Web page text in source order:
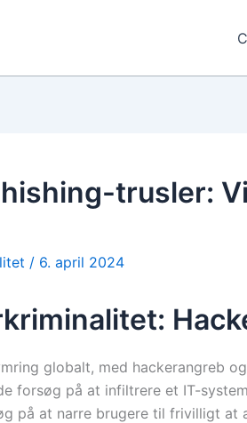
trusler:
/ 6. april 2024
globalt, med hackerangreb
forsøg på at infiltrere et IT-
på at narre brugere til frivilligt